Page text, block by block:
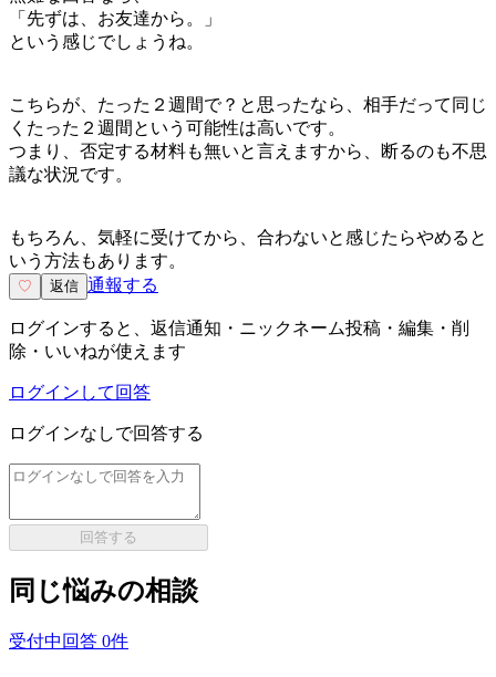
「先ずは、お友達から。」
という感じでしょうね。
こちらが、たった２週間で？と思ったなら、相手だって同じ
くたった２週間という可能性は高いです。
つまり、否定する材料も無いと言えますから、断るのも不思
議な状況です。
もちろん、気軽に受けてから、合わないと感じたらやめると
いう方法もあります。
♡ 返信 通報する
ログインすると、返信通知・ニックネーム投稿・編集・削
除・いいねが使えます
ログインして回答
ログインなしで回答する
回答する
同じ悩みの相談
受付中 回答 0件